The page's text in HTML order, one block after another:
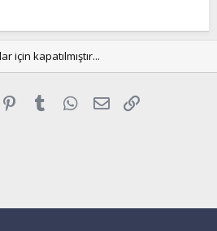
için kapatılmıştır...
Pinterest
Tumblr WhatsApp
E-posta